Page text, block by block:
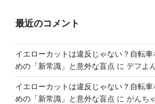
最近のコメント
イエローカットは違反じゃない？自転車
めの「新常識」と意外な盲点 に デフよ
イエローカットは違反じゃない？自転車
めの「新常識」と意外な盲点 に がんち